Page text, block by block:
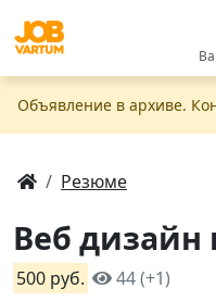
Объявление в apxивe.
Резюме
Веб дизайн
500 руб. 44 (+1)